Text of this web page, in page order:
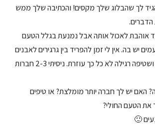
לך שהבלוג שלך מקסים! והכתיבה שלך ממש
אוהבת לאכול אותה אבל נמנעת בגלל הטעם
יש בה. אין לי זמן להפריד בין גרגירים לאבנים
קטנות ידנית בצלחת ושטיפה רגילה לא כל כך עוזרת. ניסיתי 2-3 חברות
האם יש לך חברה יותר מומלצת? או טיפים
את הטעם החולי?
🙂